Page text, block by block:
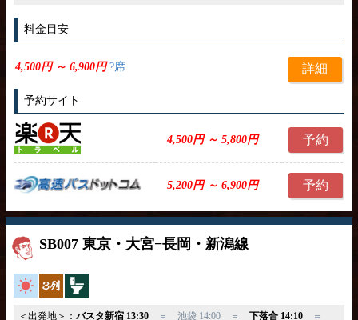
料金目安
4,500円 ～ 6,900円?席 詳細
予約サイト
4,500円 ～ 5,800円 予約
5,200円 ～ 6,900円 予約
SB007 東京・大宮−長岡・新潟線
高速バス独立3列
＜出発地＞： バスタ新宿 13:30＝ 池袋 14:00 ＝ 下落合 14:10＝